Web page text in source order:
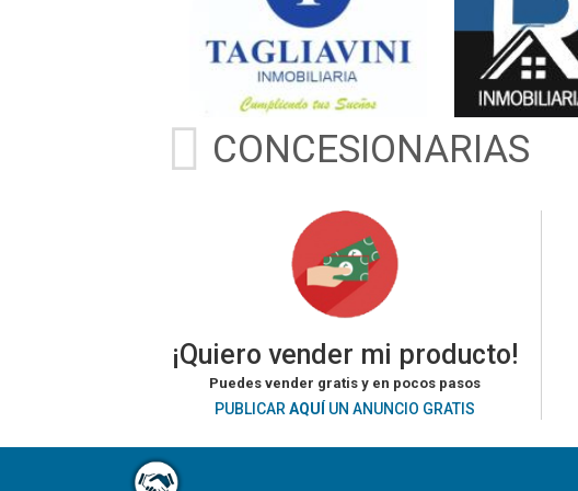
CONCESIONARIAS
¡Quiero vender mi producto!
Puedes vender gratis y en pocos pasos
PUBLICARAQUÍ UN ANUNCIO GRATIS